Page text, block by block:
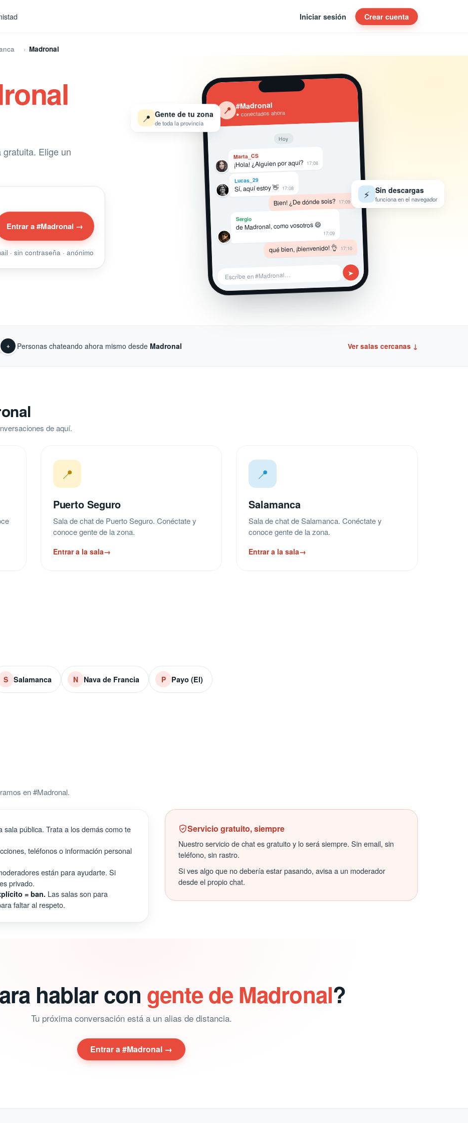
Iniciar sesión Crear cuenta
Madronal
Elige un
Entrar a #Madronal →
· sin contraseña · anónimo
📍 #Madronal
● conectados ahora
Hoy
Marta_CS
¡Hola! ¿Alguien por aquí? 17:08
Lucas_29
Sí, aquí estoy 👋 17:08
Bien! ¿De dónde sois? 17:09
Sergio
de Madronal, como vosotros 😄
17:09
qué bien, ¡bienvenido! 👌 17:10
Escribe en #Madronal… ➤
📍 Gente de tu zona
de toda la provincia
⚡ Sin descargas
funciona en el navegador
+ Personas chateando ahora mismo desde Madronal Ver salas cercanas ↓
de aquí.
📍
Puerto Seguro
Sala de chat de Puerto Seguro. Conéctate y
conoce gente de la zona.
Entrar a la sala→
📍
Salamanca
Sala de chat de Salamanca. Conéctate y
conoce gente de la zona.
Entrar a la sala→
S Salamanca N Nava de Francia P Payo (El)
en #Madronal.
sala pública. Trata a los demás como te
teléfonos o información personal
están para ayudarte. Si
privado.
= ban. Las salas son para
faltar al respeto.
Servicio gratuito, siempre
Nuestro servicio de chat es gratuito y lo será siempre. Sin email, sin
teléfono, sin rastro.
Si ves algo que no debería estar pasando, avisa a un moderador
desde el propio chat.
hablar con gente de Madronal?
Tu próxima conversación está a un alias de distancia.
Entrar a #Madronal →